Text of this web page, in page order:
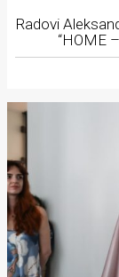
Radovi
“HOME